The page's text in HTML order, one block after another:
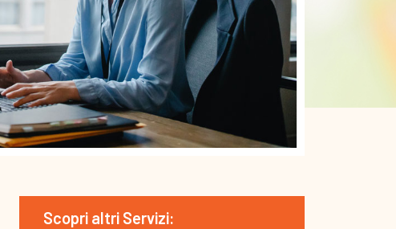
Scopri altri Servizi: